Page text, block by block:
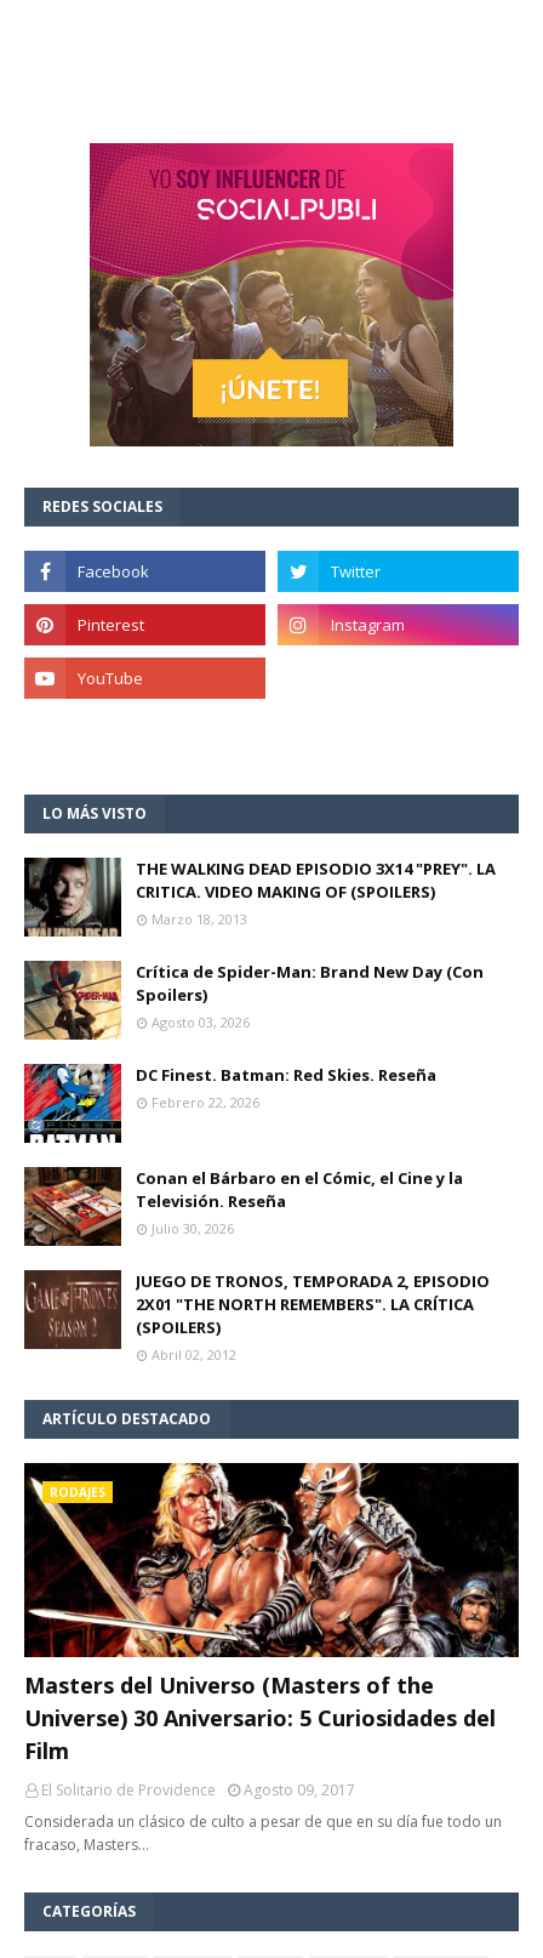
REDES SOCIALES
LO MÁS VISTO
THE WALKING DEAD EPISODIO 3X14 "PREY". LA
CRITICA. VIDEO MAKING OF (SPOILERS)
Marzo 18, 2013
Crítica de Spider-Man: Brand New Day (Con
Spoilers)
Agosto 03, 2026
DC Finest. Batman: Red Skies. Reseña
Febrero 22, 2026
Conan el Bárbaro en el Cómic, el Cine y la
Televisión. Reseña
Julio 30, 2026
JUEGO DE TRONOS, TEMPORADA 2, EPISODIO
2X01 "THE NORTH REMEMBERS". LA CRÍTICA
(SPOILERS)
Abril 02, 2012
ARTÍCULO DESTACADO
RODAJES
Masters del Universo (Masters of the
Universe) 30 Aniversario: 5 Curiosidades del
Film
El Solitario de Providence
Agosto 09, 2017
Considerada un clásico de culto a pesar de que en su día fue todo un
fracaso, Masters…
CATEGORÍAS